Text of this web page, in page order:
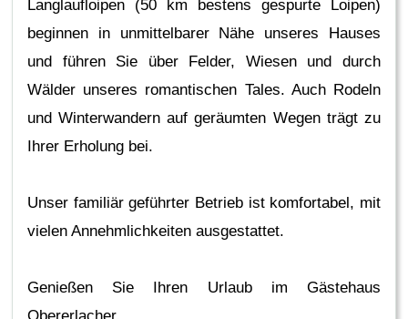
Langlaufloipen (50 km bestens gespurte Loipen)
beginnen in unmittelbarer Nähe unseres Hauses
und führen Sie über Felder, Wiesen und durch
Wälder unseres romantischen Tales. Auch Rodeln
und Winterwandern auf geräumten Wegen trägt zu
Ihrer Erholung bei.
Unser familiär geführter Betrieb ist komfortabel, mit
vielen Annehmlichkeiten ausgestattet.
Genießen Sie Ihren Urlaub im Gästehaus